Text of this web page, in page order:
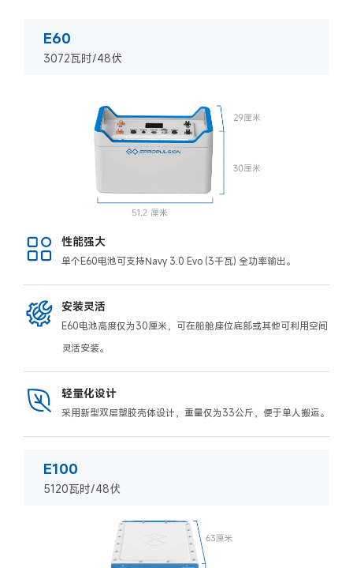
E60
3072瓦时/48伏
性能强大
单个E60电池可支持Navy 3.0 Evo (3千瓦) 全功率输出。
安装灵活
E60电池高度仅为30厘米，可在船舱座位底部或其他可利用空间
灵活安装。
轻量化设计
采用新型双层塑胶壳体设计，重量仅为33公斤，便于单人搬运。
E100
5120瓦时/48伏